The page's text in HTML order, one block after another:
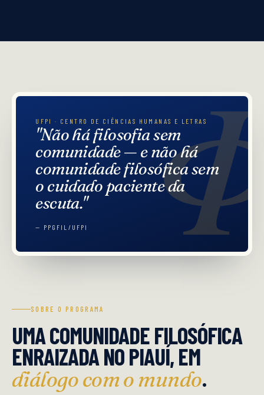
UFPI · CENTRO DE CIÊNCIAS HUMANAS E LETRAS
"Não há filosofia sem
comunidade — e não há
comunidade filosófica sem
o cuidado paciente da
escuta."
— PPGFIL/UFPI
SOBRE O PROGRAMA
UMA COMUNIDADE FILOSÓFICA
ENRAIZADA NO PIAUÍ, EM
diálogo com o mundo.